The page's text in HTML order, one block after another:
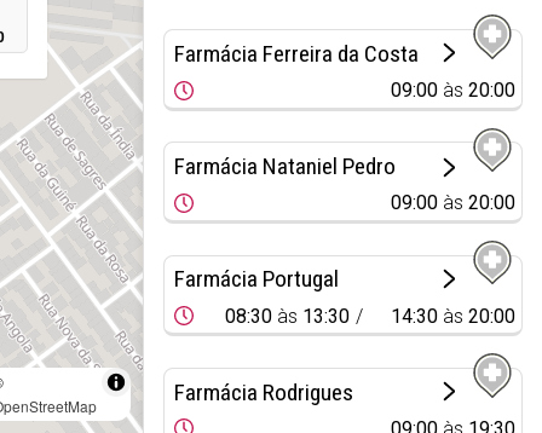
Farmácia Ferreira da Costa
09:00 às20:00
Farmácia Nataniel Pedro
09:00 às20:00
Farmácia Portugal
08:30 às 13:30 14:30 às20:00
Farmácia Rodrigues